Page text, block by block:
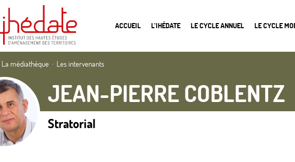
ACCUEIL L’IHÉDATE LE CYCLE ANNUEL LE CYCLE
La médiathèque Les intervenants
JEAN-PIERRE COBLENTZ
Stratorial